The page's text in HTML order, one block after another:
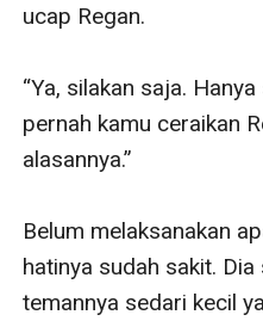
ucap Regan.
“Ya, silakan saja.
pernah kamu ceraikan
alasannya.”
Belum melaksanakan
hatinya sudah sakit.
temannya sedari kecil